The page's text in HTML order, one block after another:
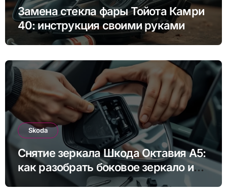
Замена стекла фары Тойота Камри
40: инструкция своими руками
Skoda
Снятие зеркала Шкода Октавия А5:
как разобрать боковое зеркало и
снять зеркальный элемент своими